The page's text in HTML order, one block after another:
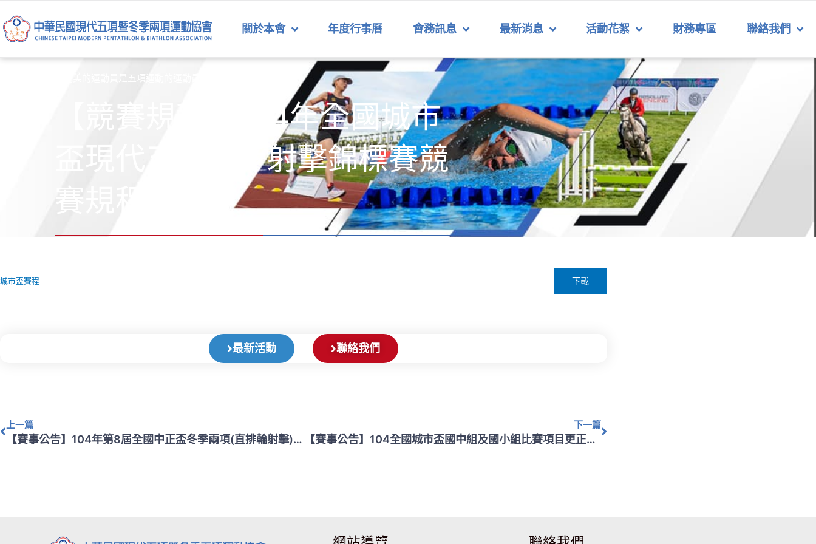
至
主
關於本會 年度行事曆 會務訊息 最新消息 活動花絮 財務專區 聯絡我們
最完美的運動員是五項運動的運動員
【競賽規程】104年全國城市
盃現代五項跑步射擊錦標賽競
賽規程
城市盃賽程 下載
最新活動 聯絡我們
上一篇
【賽事公告】104年第8屆全國中正盃冬季兩項(直排輪射擊)運動錦標賽延期通知
下一篇
【賽事公告】104全國城市盃國中組及國小組比賽項目更正公告